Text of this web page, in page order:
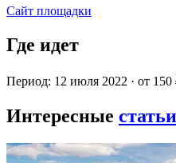
Сайт площадки
Где идет
Период: 12 июля 2022 · от 150
Интересные